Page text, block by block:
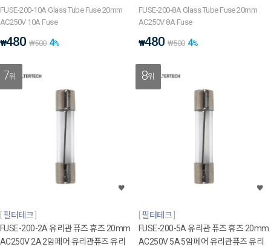
FUSE-200-10A Glass Tube Fuse 20mm
AC250V 10A Fuse
₩480 ₩500 4%
FUSE-200-8A Glass Tube Fuse 20mm
AC250V 8A Fuse
₩480 ₩500 4%
7위
필터테크
FUSE-200-2A 유리관 퓨즈 휴즈 20mm
AC250V 2A 2암페어 유리관퓨즈 유리
8위
필터테크
FUSE-200-5A 유리관 퓨즈 휴즈 20mm
AC250V 5A 5암페어 유리관퓨즈 유리